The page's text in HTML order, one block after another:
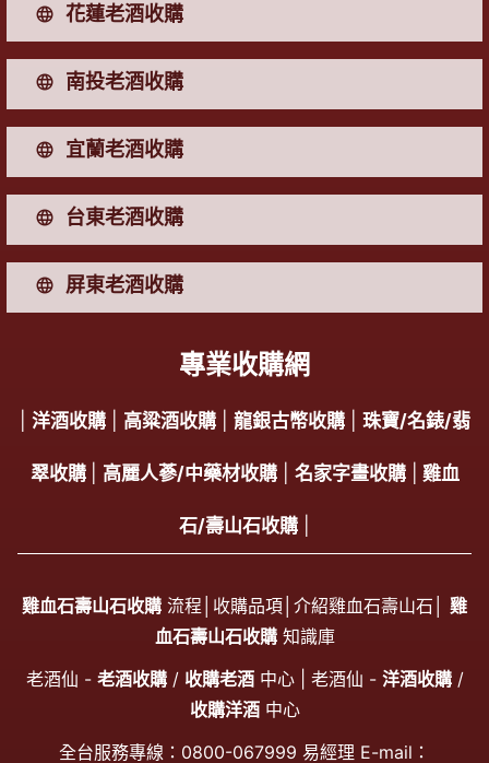
花蓮老酒收購
南投老酒收購
宜蘭老酒收購
台東老酒收購
屏東老酒收購
專業收購網
洋酒收購| 高粱酒收購 龍銀古幣收購| 珠寶/名錶/翡
翠收購 高麗人蔘/中藥材收購| 名家字畫收購| 雞血
石/壽山石收購
雞血石壽山石收購 流程│ 收購品項 介紹雞血石壽山石
雞
血石壽山石收購知識庫
老酒仙 - 老酒收購/ 收購老酒中心 | 老酒仙 - 洋酒收購/
收購洋酒中心
全台服務專線： 0800-067999 易經理 E-mail：